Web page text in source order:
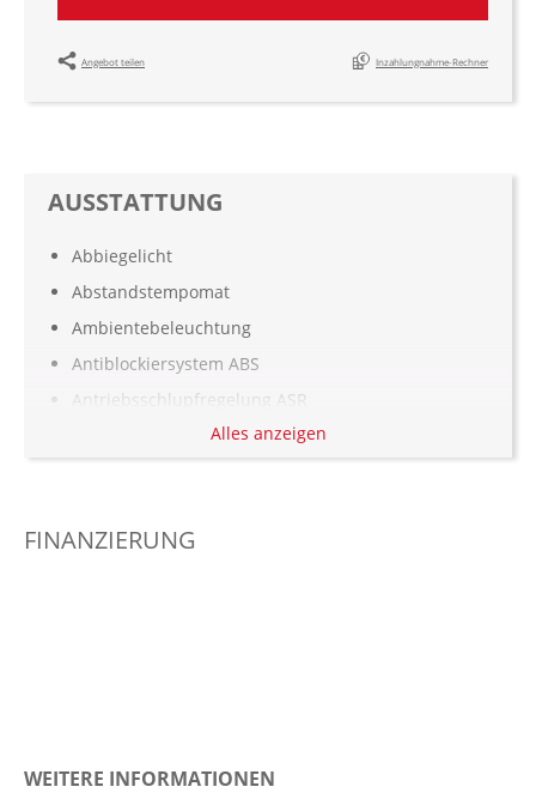
Angebot teilen Inzahlungnahme-Rechner
AUSSTATTUNG
Abbiegelicht
Abstandstempomat
Ambientebeleuchtung
Antiblockiersystem ABS
Antriebsschlupfregelung ASR
Armauflage Fahrer/Beifahrer
beheizt
Einparkhilfe hinten
Alles anzeigen
FINANZIERUNG
WEITERE INFORMATIONEN